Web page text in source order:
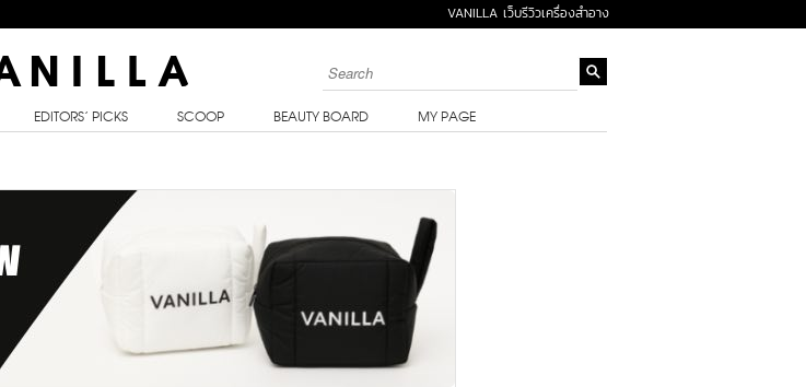
VANILLA เว็บรีวิวเครื่องสำอาง
EDITORS’ PICKS SCOOP BEAUTY BOARD MY PAGE